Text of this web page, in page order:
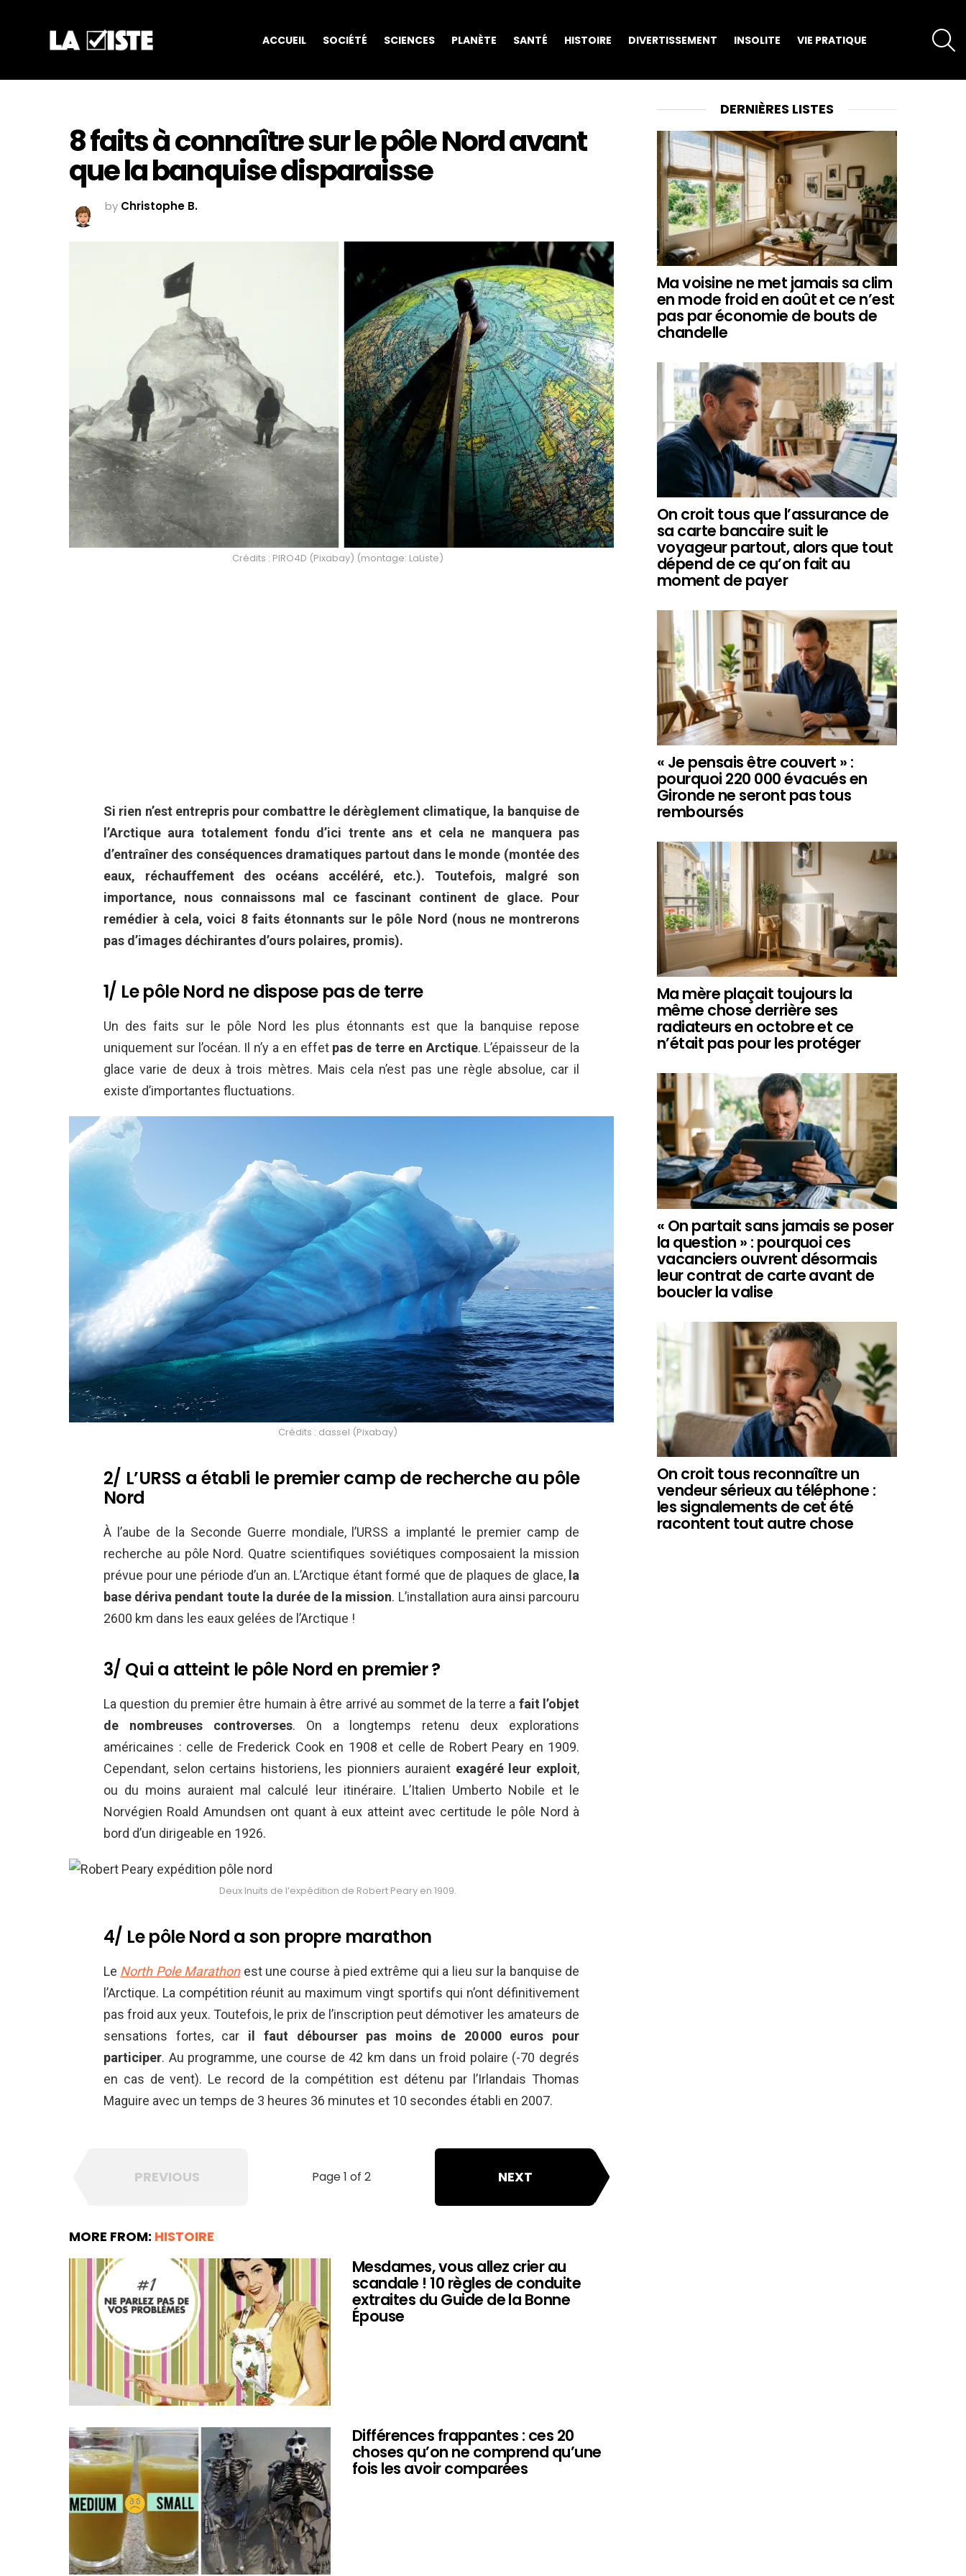
ACCUEIL SOCIÉTÉ SCIENCES PLANÈTE SANTÉ HISTOIRE DIVERTISSEMENT INSOLITE VIE PRATIQUE
8 faits à connaître sur le pôle Nord avant
que la banquise disparaisse
by Christophe B.
Crédits : PIRO4D (Pixabay) (montage: LaListe)
Si rien n’est entrepris pour combattre le dérèglement climatique, la banquise de
l’Arctique aura totalement fondu d’ici trente ans et cela ne manquera pas
d’entraîner des conséquences dramatiques partout dans le monde (montée des
eaux, réchauffement des océans accéléré, etc.). Toutefois, malgré son
importance, nous connaissons mal ce fascinant continent de glace. Pour
remédier à cela, voici 8 faits étonnants sur le pôle Nord (nous ne montrerons
pas d’images déchirantes d’ours polaires, promis).
1/ Le pôle Nord ne dispose pas de terre
Un des faits sur le pôle Nord les plus étonnants est que la banquise repose
uniquement sur l’océan. Il n’y a en effet pas de terre en Arctique. L’épaisseur de la
glace varie de deux à trois mètres. Mais cela n’est pas une règle absolue, car il
existe d’importantes fluctuations.
Crédits : dassel (Pixabay)
2/ L’URSS a établi le premier camp de recherche au pôle
Nord
À l’aube de la Seconde Guerre mondiale, l’URSS a implanté le premier camp de
recherche au pôle Nord. Quatre scientifiques soviétiques composaient la mission
prévue pour une période d’un an. L’Arctique étant formé que de plaques de glace, la
base dériva pendant toute la durée de la mission. L’installation aura ainsi parcouru
2600 km dans les eaux gelées de l’Arctique !
3/ Qui a atteint le pôle Nord en premier ?
La question du premier être humain à être arrivé au sommet de la terre a fait l’objet
de nombreuses controverses. On a longtemps retenu deux explorations
américaines : celle de Frederick Cook en 1908 et celle de Robert Peary en 1909.
Cependant, selon certains historiens, les pionniers auraient exagéré leur exploit,
ou du moins auraient mal calculé leur itinéraire. L’Italien Umberto Nobile et le
Norvégien Roald Amundsen ont quant à eux atteint avec certitude le pôle Nord à
bord d’un dirigeable en 1926.
Deux Inuits de l’expédition de Robert Peary en 1909.
4/ Le pôle Nord a son propre marathon
Le North Pole Marathon est une course à pied extrême qui a lieu sur la banquise de
l’Arctique. La compétition réunit au maximum vingt sportifs qui n’ont définitivement
pas froid aux yeux. Toutefois, le prix de l’inscription peut démotiver les amateurs de
sensations fortes, car il faut débourser pas moins de 20 000 euros pour
participer. Au programme, une course de 42 km dans un froid polaire (-70 degrés
en cas de vent). Le record de la compétition est détenu par l’Irlandais Thomas
Maguire avec un temps de 3 heures 36 minutes et 10 secondes établi en 2007.
Page 1 of 2
PREVIOUS NEXT
MORE FROM: HISTOIRE
Mesdames, vous allez crier au
scandale ! 10 règles de conduite
extraites du Guide de la Bonne
Épouse
Différences frappantes : ces 20
choses qu’on ne comprend qu’une
fois les avoir comparées
DERNIÈRES LISTES
Ma voisine ne met jamais sa clim
en mode froid en août et ce n’est
pas par économie de bouts de
chandelle
On croit tous que l’assurance de
sa carte bancaire suit le
voyageur partout, alors que tout
dépend de ce qu’on fait au
moment de payer
« Je pensais être couvert » :
pourquoi 220 000 évacués en
Gironde ne seront pas tous
remboursés
Ma mère plaçait toujours la
même chose derrière ses
radiateurs en octobre et ce
n’était pas pour les protéger
« On partait sans jamais se poser
la question » : pourquoi ces
vacanciers ouvrent désormais
leur contrat de carte avant de
boucler la valise
On croit tous reconnaître un
vendeur sérieux au téléphone :
les signalements de cet été
racontent tout autre chose